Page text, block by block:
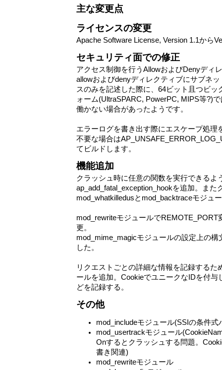
主な変更点
ライセンスの変更
Apache Software License, Version 1.1から
セキュリティ面での修正
アクセス制御を行うAllowおよびDenyディ
allowおよびdenyディレクティブにサブネ
スのみを記述した際に、64ビット且つビ
ォーム(UltraSPARC, PowerPC, MIPS等?)
働かない場合があったようです。
エラーログを書き出す際にエスケープ処理
不要な場合は
てビルドします。
機能追加
クラッシュ時に任意の関数を実行できるよ
ap_add_fatal_exception_hookを追加。また
mod_whatkilledusとmod_backtraceモジュ
mod_rewriteモジュールでREMOTE_PORT
更。
mod_mime_magicモジュールの設定上の
した。
リクエストごとの詳細な情報を記録するた
ールを追加。CookieでユニークなIDを付与
どを記録する。
その他
mod_includeモジュール(SSIの条件式
mod_usertrackモジュール
Onするとクラッシュする問題。
書き関連)
mod_rewriteモジュール